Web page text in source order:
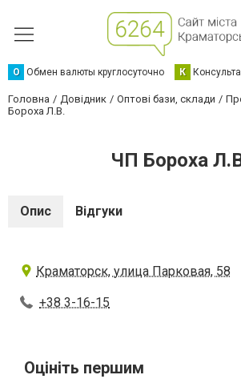
О Обмен валюты круглосуточно К
Головна Довідник Оптові бази, склади
Бороха Л.В.
ЧП Бороха
Опис Відгуки
Краматорск, улица Парковая, 58
+38 3-16-15
Оцініть першим